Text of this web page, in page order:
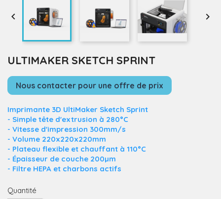
 
ULTIMAKER SKETCH SPRINT
Nous contacter pour une offre de prix
Imprimante 3D UltiMaker Sketch Sprint
- Simple tête d'extrusion à 280°C
- Vitesse d'impression 300mm/s
- Volume 220x220x220mm
- Plateau flexible et chauffant à 110°C
- Épaisseur de couche 200µm
- Filtre HEPA et charbons actifs
Quantité